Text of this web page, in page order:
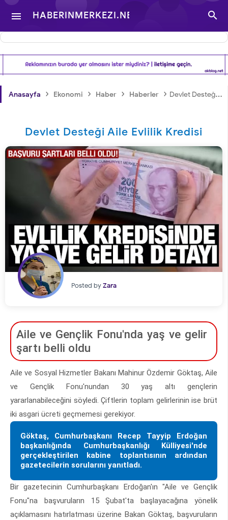
 HABERINMERKEZI.NET
- TÜRKIYE VE DÜNYA
GÜNDEMINDEN

Anasayfa › Ekonomi › Haber › Haberler › Devlet Desteği Aile Evlilik Kredisi
Devlet Desteği Aile Evlilik Kredisi
Posted byZara
Aile ve Gençlik Fonu'nda yaş ve gelir
şartı belli oldu
Aile ve Sosyal Hizmetler Bakanı Mahinur Özdemir Göktaş, Aile
ve Gençlik Fonu'nundan 30 yaş altı gençlerin
yararlanabileceğini söyledi. Çiftlerin toplam gelirlerinin ise brüt
iki asgari ücreti geçmemesi gerekiyor.
Göktaş, Cumhurbaşkanı Recep Tayyip Erdoğan
başkanlığında Cumhurbaşkanlığı Külliyesi'nde
gerçekleştirilen kabine toplantısının ardından
gazetecilerin sorularını yanıtladı.
Bir gazetecinin Cumhurbaşkanı Erdoğan'ın "Aile ve Gençlik
Fonu"na başvuruların 15 Şubat'ta başlayacağına yönelik
açıklamasını hatırlatması üzerine Bakan Göktaş, başvuruların